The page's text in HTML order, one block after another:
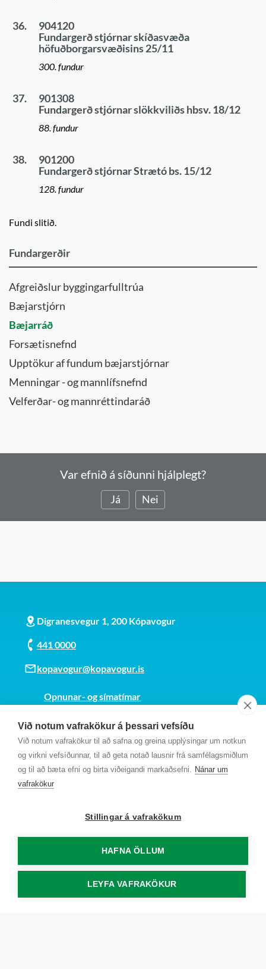
Við notum vafrakökur á þessari vefsíðu
Við notum vafrakökur til að safna og greina upplýsingar um notkun
og virkni vefsíðunnar, til að geta notað lausnir frá samfélagsmiðlum
og til að bæta efni og birta viðeigandi markaðsefni. Nánar um
vafrakökur
Stillingar á vafrakökum
HAFNA ÖLLUM
LEYFA VAFRAKÖKUR
36.
904120
Fundargerð stjórnar skíðasvæða
höfuðborgarsvæðisins 25/11
300. fundur
37.
901308
Fundargerð stjórnar slökkviliðs hbsv. 18/12
88. fundur
38.
901200
Fundargerð stjórnar Strætó bs. 15/12
128. fundur
Fundi slitið.
Fundargerðir
Afgreiðslur byggingarfulltrúa
Bæjarstjórn
Bæjarráð
Forsætisnefnd
Upptökur af fundum bæjarstjórnar
Menningar - og mannlífsnefnd
Velferðar- og mannréttindaráð
Var efnið á síðunni hjálplegt?
Já Nei
Digranesvegur 1, 200 Kópavogur
441 0000
kopavogur@kopavogur.is
Opnunar- og símatímar
Kt. 700169-3759
Fundarmannagátt